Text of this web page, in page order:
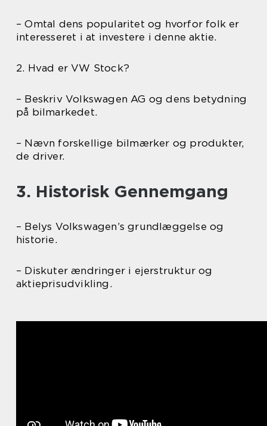
– Omtal dens popularitet og hvorfor folk er
interesseret i at investere i denne aktie.
2. Hvad er VW Stock?
– Beskriv Volkswagen AG og dens betydning
på bilmarkedet.
– Nævn forskellige bilmærker og produkter,
de driver.
3. Historisk Gennemgang
– Belys Volkswagen’s grundlæggelse og
historie.
– Diskuter ændringer i ejerstruktur og
aktieprisudvikling.